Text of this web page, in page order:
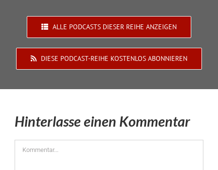
ALLE PODCASTS DIESER REIHE ANZEIGEN
DIESE PODCAST-REIHE KOSTENLOS ABONNIEREN
Hinterlasse einen Kommentar